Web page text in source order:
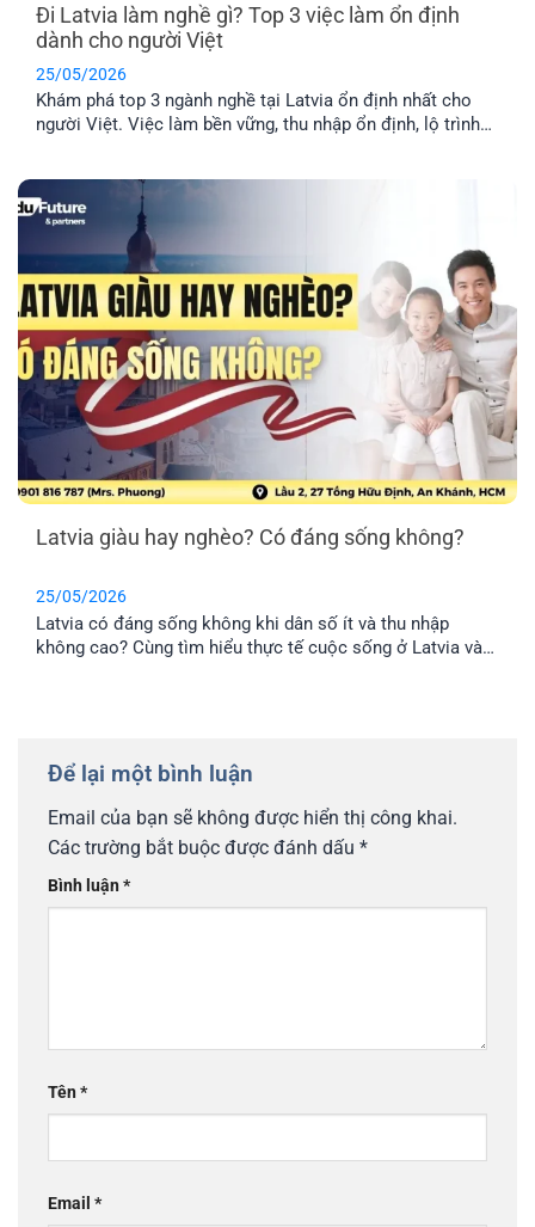
Đi Latvia làm nghề gì? Top 3 việc làm ổn định
dành cho người Việt
25/05/2026
Khám phá top 3 ngành nghề tại Latvia ổn định nhất cho
người Việt. Việc làm bền vững, thu nhập ổn định, lộ trình
Latvia giàu hay nghèo? Có đáng sống không?
25/05/2026
Latvia có đáng sống không khi dân số ít và thu nhập
không cao? Cùng tìm hiểu thực tế cuộc sống ở Latvia và
Để lại một bình luận
Email của bạn sẽ không được hiển thị công khai.
Các trường bắt buộc được đánh dấu *
Bình luận*
Tên*
Email *